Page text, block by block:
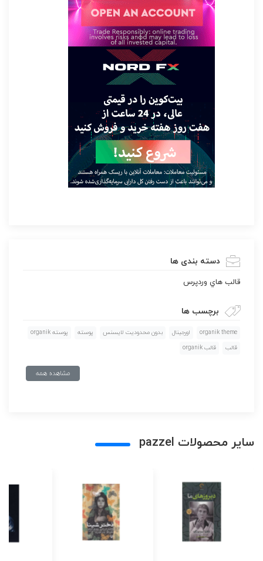
دسته بندی ها
قالب هاي وردپرس
برچسب ها
organik theme اورجينال بدون محدوديت لايسنس پوسته
پوسته organik
قالب
قالب organik
مشاهده همه
سایر محصولات pazzel